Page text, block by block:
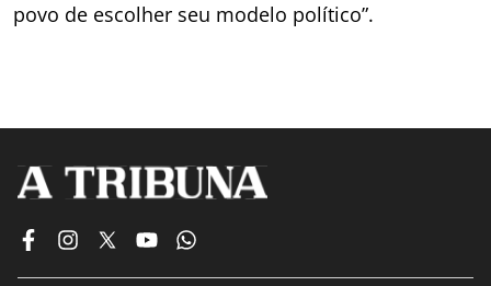
povo de escolher seu modelo político”.